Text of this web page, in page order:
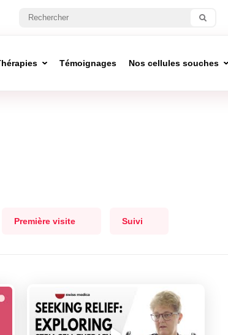
Témoignages Nos cellules souches
Première visite Suivi